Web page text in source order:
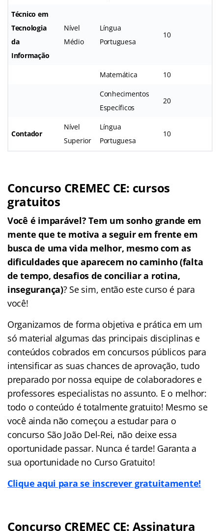
Técnico em
Tecnologia
da
Informação
Nível
Médio
Língua
Portuguesa
10
Matemática 10
Conhecimentos
Específicos
20
Contador
Nível
Superior
Língua
Portuguesa
10
Concurso CREMEC CE: cursos
gratuitos
Você é imparável? Tem um sonho grande em
mente que te motiva a seguir em frente em
busca de uma vida melhor, mesmo com as
dificuldades que aparecem no caminho (falta
de tempo, desafios de conciliar a rotina,
insegurança)? Se sim, então este curso é para
você!
Organizamos de forma objetiva e prática em um
só material algumas das principais disciplinas e
conteúdos cobrados em concursos públicos para
intensificar as suas chances de aprovação, tudo
preparado por nossa equipe de colaboradores e
professores especialistas no assunto. E o melhor:
todo o conteúdo é totalmente gratuito! Mesmo se
você ainda não começou a estudar para o
concurso São João Del-Rei, não deixe essa
oportunidade passar. Nunca é tarde! Garanta a
sua oportunidade no Curso Gratuito!
Clique aqui para se inscrever gratuitamente!
Concurso CREMEC CE: Assinatura